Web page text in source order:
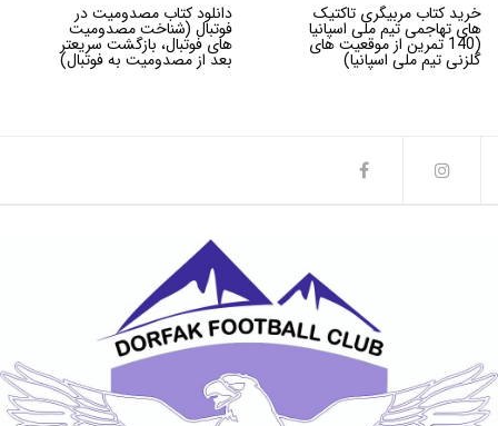
خرید کتاب مربیگری تاکتیک
های تهاجمی تیم ملی اسپانیا
(140 تمرین از موقعیت های
گلزنی تیم ملی اسپانیا)
دانلود کتاب مصدومیت در
فوتبال (شناخت مصدومیت
های فوتبال، بازگشت سریعتر
بعد از مصدومیت به فوتبال)